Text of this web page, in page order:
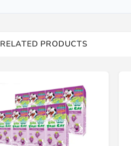
RELATED PRODUCTS